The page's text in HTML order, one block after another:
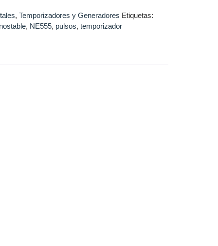
, Temporizadores y Generadores Etiquetas:
, NE555, pulsos, temporizador